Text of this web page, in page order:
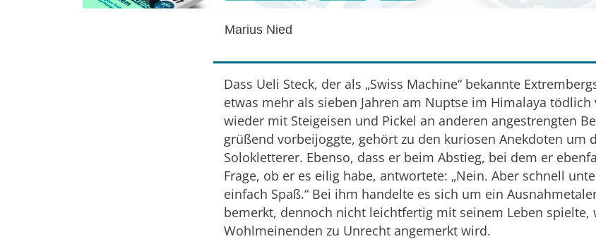
Marius Nied
Dass Ueli Steck, der als „Swiss Machine“ bekannte
etwas mehr als sieben Jahren am Nuptse im Himalaya
wieder mit Steigeisen und Pickel an anderen angestrengten
grüßend vorbeijoggte, gehört zu den kuriosen Anekdoten um
Solokletterer. Ebenso, dass er beim Abstieg, bei dem er
Frage, ob er es eilig habe, antwortete: „Nein. Aber schnell
einfach Spaß.“ Bei ihm handelte es sich um ein
bemerkt, dennoch nicht leichtfertig mit seinem Leben spielte,
Wohlmeinenden zu Unrecht angemerkt wird.